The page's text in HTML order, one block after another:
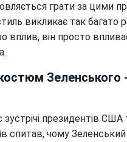
грати за цими
викликає так багато
вплив, він просто
Зеленського
зустрічі президентів США
спитав, чому